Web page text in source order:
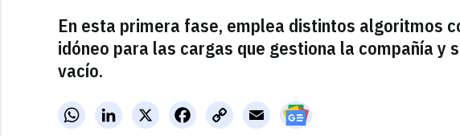
En esta primera fase, emplea distintos algoritmos
idóneo para las cargas que gestiona la compañía
vacío.
WhatsAppLinkedInX FacebookCopy
Link
Email